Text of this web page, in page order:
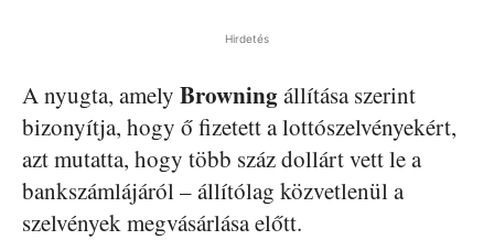
Hirdetés
A nyugta, amely Browningállítása szerint
bizonyítja, hogy ő fizetett a lottószelvényekért,
azt mutatta, hogy több száz dollárt vett le a
bankszámlájáról – állítólag közvetlenül a
szelvények megvásárlása előtt.